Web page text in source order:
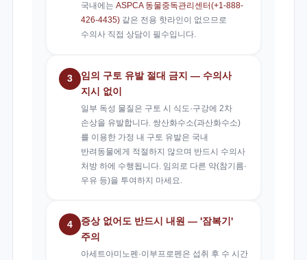
국내에는 ASPCA 동물중독관리센터(+1-888-
426-4435)같은 전용 핫라인이 없으므로
수의사 직접 상담이 필수입니다.
3
임의 구토 유발 절대 금지 — 수의사
지시 없이
일부 독성 물질은 구토 시 식도·구강에 2차
손상을 유발합니다. 쌍산화수소(과산화수소)
를 이용한 가정 내 구토 유발은 국내
반려동물에게 적절하지 않으며 반드시 수의사
처방 하에 수행됩니다. 임의로 다른 약(참기름·
우유 등)을 투여하지 마세요.
4
증상 없어도 반드시 내원 — '잠복기'
주의
아세트아미노펜·이부프로펜은 섭취 후 수 시간